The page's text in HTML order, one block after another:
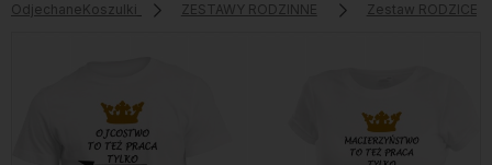
OdjechaneKoszulki ZESTAWY RODZINNE Zestaw RODZICE